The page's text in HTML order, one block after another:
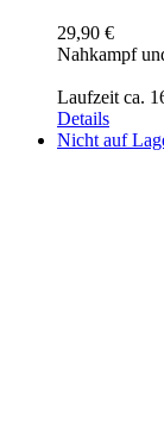
29,90 €
Nahkampf
Laufzeit ca.
Details
Nicht auf